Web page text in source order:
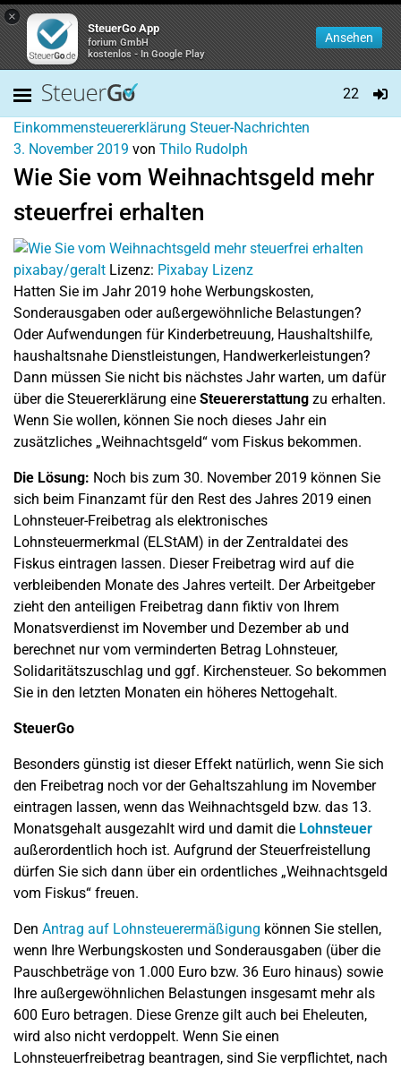
×
SteuerGo App
forium GmbH
kostenlos - In Google Play
Ansehen
22
Einkommensteuererklärung Steuer-Nachrichten
3. November 2019 von Thilo Rudolph
Wie Sie vom Weihnachtsgeld mehr
steuerfrei erhalten
pixabay/geralt Lizenz: Pixabay Lizenz
Hatten Sie im Jahr 2019 hohe Werbungskosten,
Sonderausgaben oder außergewöhnliche Belastungen?
Oder Aufwendungen für Kinderbetreuung, Haushaltshilfe,
haushaltsnahe Dienstleistungen, Handwerkerleistungen?
Dann müssen Sie nicht bis nächstes Jahr warten, um dafür
über die Steuererklärung eine Steuererstattung zu erhalten.
Wenn Sie wollen, können Sie noch dieses Jahr ein
zusätzliches „Weihnachtsgeld“ vom Fiskus bekommen.
Die Lösung: Noch bis zum 30. November 2019 können Sie
sich beim Finanzamt für den Rest des Jahres 2019 einen
Lohnsteuer-Freibetrag als elektronisches
Lohnsteuermerkmal (ELStAM) in der Zentraldatei des
Fiskus eintragen lassen. Dieser Freibetrag wird auf die
verbleibenden Monate des Jahres verteilt. Der Arbeitgeber
zieht den anteiligen Freibetrag dann fiktiv von Ihrem
Monatsverdienst im November und Dezember ab und
berechnet nur vom verminderten Betrag Lohnsteuer,
Solidaritätszuschlag und ggf. Kirchensteuer. So bekommen
Sie in den letzten Monaten ein höheres Nettogehalt.
SteuerGo
Besonders günstig ist dieser Effekt natürlich, wenn Sie sich
den Freibetrag noch vor der Gehaltszahlung im November
eintragen lassen, wenn das Weihnachtsgeld bzw. das 13.
Monatsgehalt ausgezahlt wird und damit die Lohnsteuer
außerordentlich hoch ist. Aufgrund der Steuerfreistellung
dürfen Sie sich dann über ein ordentliches „Weihnachtsgeld
vom Fiskus“ freuen.
Den Antrag auf Lohnsteuerermäßigung können Sie stellen,
wenn Ihre Werbungskosten und Sonderausgaben (über die
Pauschbeträge von 1.000 Euro bzw. 36 Euro hinaus) sowie
Ihre außergewöhnlichen Belastungen insgesamt mehr als
600 Euro betragen. Diese Grenze gilt auch bei Eheleuten,
wird also nicht verdoppelt. Wenn Sie einen
Lohnsteuerfreibetrag beantragen, sind Sie verpflichtet, nach